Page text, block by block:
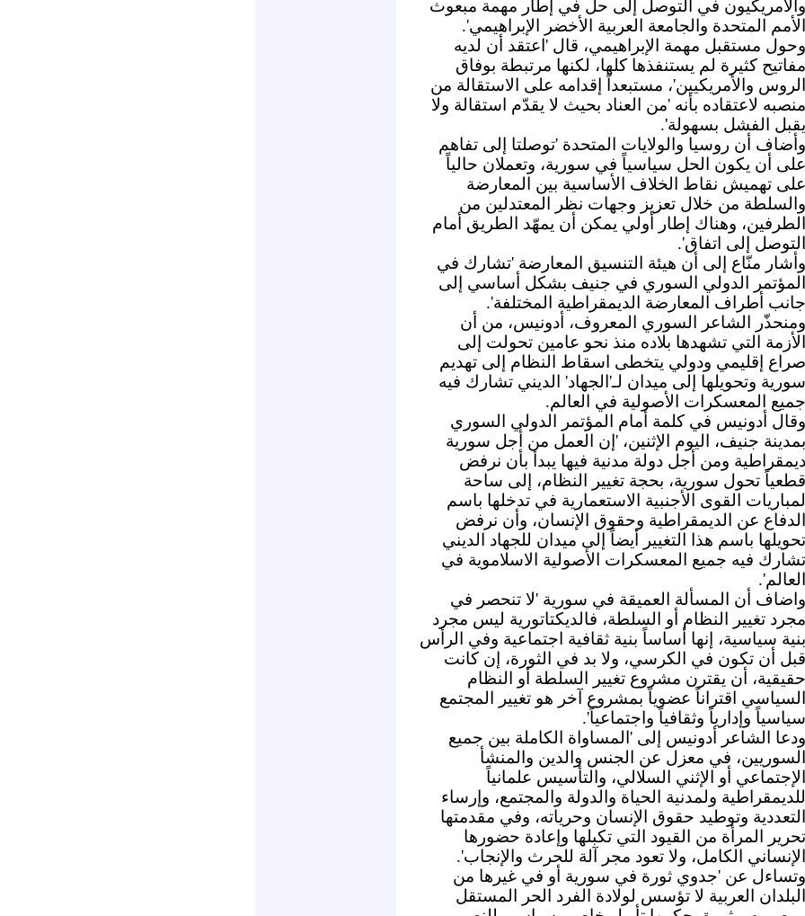
والأمريكيون في التوصل إلى حل في إطار مهمة مبعوث
الأمم المتحدة والجامعة العربية الأخضر الإبراهيمي'.
وحول مستقبل مهمة الإبراهيمي، قال 'اعتقد أن لديه
مفاتيح كثيرة لم يستنفذها كلها، لكنها مرتبطة بوفاق
الروس والأمريكيين'، مستبعداً إقدامه على الاستقالة من
منصبه لاعتقاده بأنه 'من العناد بحيث لا يقدّم استقالة ولا
يقبل الفشل بسهولة'.
وأضاف أن روسيا والولايات المتحدة 'توصلتا إلى تفاهم
على أن يكون الحل سياسياً في سورية، وتعملان حالياً
على تهميش نقاط الخلاف الأساسية بين المعارضة
والسلطة من خلال تعزيز وجهات نظر المعتدلين من
الطرفين، وهناك إطار أولي يمكن أن يمهّد الطريق أمام
التوصل إلى اتفاق'.
وأشار منّاع إلى أن هيئة التنسيق المعارضة 'تشارك في
المؤتمر الدولي السوري في جنيف بشكل أساسي إلى
جانب أطراف المعارضة الديمقراطية المختلفة'.
ومنحذّر الشاعر السوري المعروف، أدونيس، من أن
الأزمة التي تشهدها بلاده منذ نحو عامين تحولت إلى
صراع إقليمي ودولي يتخطى اسقاط النظام إلى تهديم
سورية وتحويلها إلى ميدان لـ'الجهاد' الديني تشارك فيه
جميع المعسكرات الأصولية في العالم.
وقال أدونيس في كلمة أمام المؤتمر الدولي السوري
بمدينة جنيف، اليوم الإثنين، 'إن العمل من أجل سورية
ديمقراطية ومن أجل دولة مدنية فيها يبدأ بأن نرفض
قطعياً تحول سورية، بحجة تغيير النظام، إلى ساحة
لمباريات القوى الأجنبية الاستعمارية في تدخلها باسم
الدفاع عن الديمقراطية وحقوق الإنسان، وأن نرفض
تحويلها باسم هذا التغيير أيضاً إلى ميدان للجهاد الديني
تشارك فيه جميع المعسكرات الأصولية الاسلاموية في
العالم'.
واضاف أن المسألة العميقة في سورية 'لا تنحصر في
مجرد تغيير النظام أو السلطة، فالديكتاتورية ليس مجرد
بنية سياسية، إنها أساساً بنية ثقافية اجتماعية وفي الرأس
قبل أن تكون في الكرسي، ولا بد في الثورة، إن كانت
حقيقية، أن يقترن مشروع تغيير السلطة أو النظام
السياسي اقتراناً عضوياً بمشروع آخر هو تغيير المجتمع
سياسياً وإدارياً وثقافياً واجتماعياً'.
ودعا الشاعر أدونيس إلى 'المساواة الكاملة بين جميع
السوريين، في معزل عن الجنس والدين والمنشأ
الإجتماعي أو الإثني السلالي، والتأسيس علمانياً
للديمقراطية ولمدنية الحياة والدولة والمجتمع، وإرساء
التعددية وتوطيد حقوق الإنسان وحرياته، وفي مقدمتها
تحرير المرأة من القيود التي تكبلها وإعادة حضورها
الإنساني الكامل، ولا تعود مجر آلة للحرث والإنجاب'.
وتساءل عن 'جدوي ثورة في سورية أو في غيرها من
البلدان العربية لا تؤسس لولادة الفرد الحر المستقل